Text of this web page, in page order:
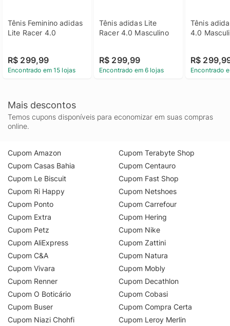
Tênis Feminino adidas
Lite Racer 4.0
R$ 299,99
Encontrado em 15 lojas
Tênis adidas Lite
Racer 4.0 Masculino
R$ 299,99
Encontrado em 6 lojas
Tênis
4.0
R$
Encontrado
Mais descontos
Temos cupons disponíveis para economizar em suas compras
online.
Cupom Amazon
Cupom Casas Bahia
Cupom Le Biscuit
Cupom Ri Happy
Cupom Ponto
Cupom Extra
Cupom Petz
Cupom AliExpress
Cupom C&A
Cupom Vivara
Cupom Renner
Cupom O Boticário
Cupom Buser
Cupom Niazi Chohfi
Cupom Terabyte Shop
Cupom Centauro
Cupom Fast Shop
Cupom Netshoes
Cupom Carrefour
Cupom Hering
Cupom Nike
Cupom Zattini
Cupom Natura
Cupom Mobly
Cupom Decathlon
Cupom Cobasi
Cupom Compra Certa
Cupom Leroy Merlin